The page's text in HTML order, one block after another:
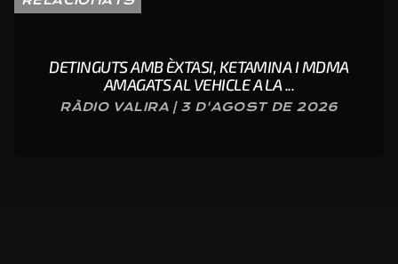
DETINGUTS AMB ÈXTASI, KETAMINA I MDMA
AMAGATS AL VEHICLE A LA ...
RÀDIO VALIRA | 3 D'AGOST DE 2026